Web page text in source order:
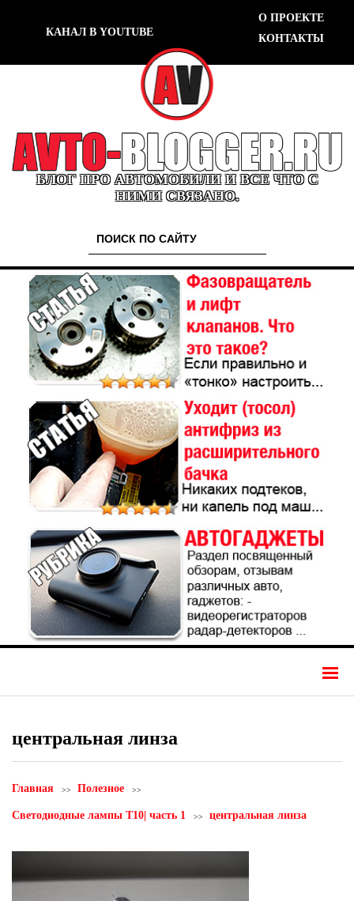
КАНАЛ В YOUTUBE
О ПРОЕКТЕ
КОНТАКТЫ
БЛОГ ПРО АВТОМОБИЛИ И ВСЕ ЧТО С
НИМИ СВЯЗАНО.
центральная линза
Главная Полезное
Светодиодные лампы T10| часть 1 центральная линза